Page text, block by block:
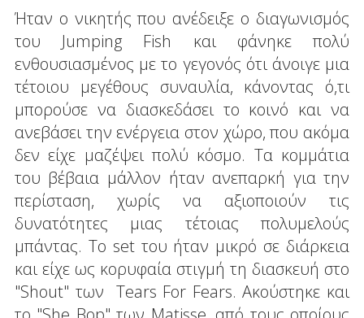
Ήταν ο νικητής που ανέδειξε ο διαγωνισμός
του Jumping Fish και φάνηκε πολύ
ενθουσιασμένος με το γεγονός ότι άνοιγε μια
τέτοιου μεγέθους συναυλία, κάνοντας ό,τι
μπορούσε να διασκεδάσει το κοινό και να
ανεβάσει την ενέργεια στον χώρο, που ακόμα
δεν είχε μαζέψει πολύ κόσμο. Τα κομμάτια
του βέβαια μάλλον ήταν ανεπαρκή για την
περίσταση, χωρίς να αξιοποιούν τις
δυνατότητες μιας τέτοιας πολυμελούς
μπάντας. Το set του ήταν μικρό σε διάρκεια
και είχε ως κορυφαία στιγμή τη διασκευή στο
"Shout" των Tears For Fears. Ακούστηκε και